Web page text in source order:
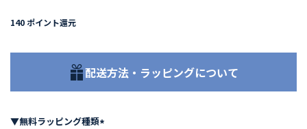
140 ポイント還元
配送方法・ラッピングについて
▼無料ラッピング種類